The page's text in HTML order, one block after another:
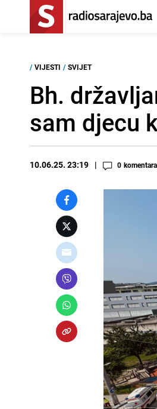
/ VIJESTI / SVIJET
Bh.
sam djecu
10.06.25. 23:19 0 komentara